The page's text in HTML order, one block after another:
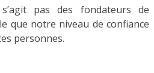
pas des fondateurs de
que notre niveau de confiance
personnes.